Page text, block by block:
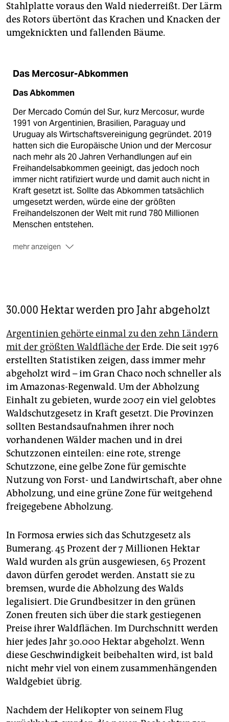
Stahlplatte voraus den Wald niederreißt. Der Lärm
des Rotors übertönt das Krachen und Knacken der
umgeknickten und fallenden Bäume.
Das Mercosur-Abkommen
Das Abkommen
Der Mercado Común del Sur, kurz Mercosur, wurde
1991 von Argentinien, Brasilien, Paraguay und
Uruguay als Wirtschaftsvereinigung gegründet. 2019
hatten sich die Europäische Union und der Mercosur
nach mehr als 20 Jahren Verhandlungen auf ein
Freihandelsabkommen geeinigt, das jedoch noch
immer nicht ratifiziert wurde und damit auch nicht in
Kraft gesetzt ist. Sollte das Abkommen tatsächlich
umgesetzt werden, würde eine der größten
Freihandelszonen der Welt mit rund 780 Millionen
Menschen entstehen.
mehr anzeigen
Bolsonaro hatte die Absegnung des Abkommen
blockiert. Gegenwind gibt es aber auch aus
Österreich und von den französischen
Agrarverbänden. Mit dem Amtsantritt von Lula da
Silva in Brasilien haben die Gespräche wieder an
Fahrt aufge­nommen. Statt das Abkommen komplett
neu zu ver­handeln, sollen mit zusätzlichen
Vereinbarungen undAuflagen zum Umweltschutzdie
Vorbehalte ausgeräumt werden. Das Ziel ist eine
Ratifizierung noch in diesem Jahr.
30.000 Hektar werden pro Jahr abgeholzt
Argentinien gehörte einmal zu den zehn Ländern
mit der größten Wald­fläche derErde. Die seit 1976
erstellten Statistiken zeigen, dass immer mehr
abgeholzt wird – im Gran Chaco noch schneller als
im Amazonas-Regenwald. Um der Abholzung
Einhalt zu gebieten, wurde 2007 ein viel gelobtes
Waldschutz­gesetz in Kraft gesetzt. Die Provinzen
sollten Bestandsaufnahmen ihrer noch
vorhandenen Wälder machen und in drei
Schutzzonen einteilen: eine rote, strenge
Schutzzone, eine gelbe Zone für gemischte
Nutzung von Forst- und Landwirtschaft, aber ohne
Ab­holzung, und eine grüne Zone für weitgehend
freigegebene Ab­holzung.
In Formosa erwies sich das Schutzgesetz als
Bumerang. 45 Prozent der 7 Millionen Hektar
Wald wurden als grün ausgewiesen, 65 Prozent
davon dürfen gerodet werden. Anstatt sie zu
bremsen, wurde die Abholzung des Walds
legalisiert. Die Grundbesitzer in den grünen
Zonen freuten sich über die stark gestiegenen
Preise ihrer Waldflächen. Im Durchschnitt werden
hier jedes Jahr 30.000 Hektar abgeholzt. Wenn
diese Geschwindigkeit beibehalten wird, ist bald
nicht mehr viel von einem zusammenhängenden
Waldgebiet übrig.
Nachdem der Helikopter von seinem Flug